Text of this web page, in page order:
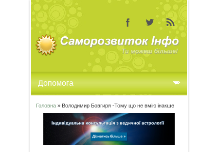
Ви є тут
Головна» Володимир Бовгиря -Тому що не вмію інакше